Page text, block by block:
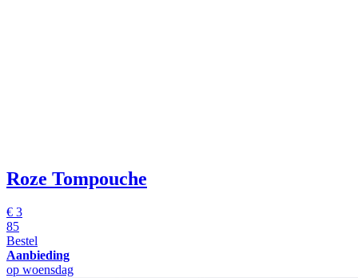
Roze Tompouche
€ 3
85
Bestel
Aanbieding
op woensdag